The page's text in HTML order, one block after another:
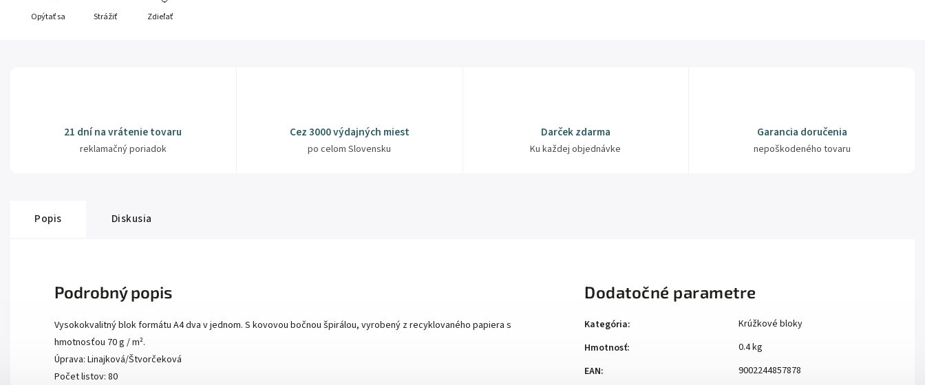
Opýtať sa Strážiť Zdieľať
21 dní na vrátenie tovaru
reklamačný poriadok
Cez 3000 výdajných miest
po celom Slovensku
Darček zdarma
Ku každej objednávke
Garancia doručenia
nepoškodeného tovaru
Popis Diskusia
Podrobný popis
Vysokokvalitný blok formátu A4 dva v jednom. S kovovou bočnou špirálou, vyrobený z recyklovaného papiera s
hmotnosťou 70 g / m².
Úprava: Linajková/Štvorčeková
Počet listov: 80
Dodatočné parametre
Kategória:
Krúžkové bloky
Hmotnosť:
0.4 kg
EAN:
9002244857878